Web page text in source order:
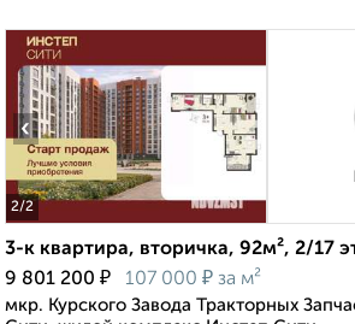
2/2
‹
3-к квартира, вторичка, 92м², 2/17
9 801 200 ₽ 107 000 ₽ за м²
мкр. Курского Завода Тракторных